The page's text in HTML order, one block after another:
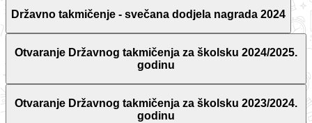
Državno takmičenje - svečana dodjela nagrada 2024
Otvaranje Državnog takmičenja za školsku 2024/2025.
godinu
Otvaranje Državnog takmičenja za školsku 2023/2024.
godinu